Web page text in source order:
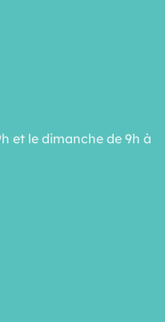
et le dimanche de 9h à